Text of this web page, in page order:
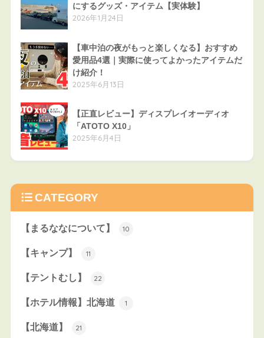
にするグッズ・アイテム【実体験】
2026年1月24日
【車中泊の夜がもっと楽しくなる】おすすめ
愛用品4選｜実際に使ってよかったアイテムだ
け紹介！
2025年6月13日
【正直レビュー】ディスプレイオーディオ
「ATOTO X10」
2025年6月4日
CATEGORY
【まるななについて】 10
【キャンプ】 11
【テントむし】 22
【ホテル情報】北海道 1
【北海道】 21